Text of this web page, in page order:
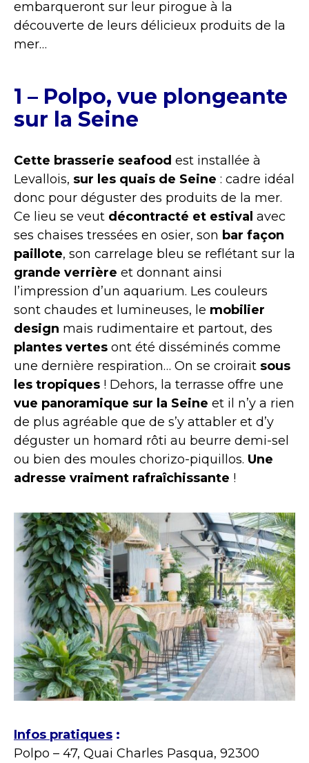
embarqueront sur leur pirogue à la
découverte de leurs délicieux produits de la
mer…
1 – Polpo, vue plongeante
sur la Seine
Cette brasserie seafood est installée à
Levallois, sur les quais de Seine : cadre idéal
donc pour déguster des produits de la mer.
Ce lieu se veut décontracté et estival avec
ses chaises tressées en osier, son bar façon
paillote, son carrelage bleu se reflétant sur la
grande verrière et donnant ainsi
l’impression d’un aquarium. Les couleurs
sont chaudes et lumineuses, le mobilier
design mais rudimentaire et partout, des
plantes vertes ont été disséminés comme
une dernière respiration… On se croirait sous
les tropiques ! Dehors, la terrasse offre une
vue panoramique sur la Seine et il n’y a rien
de plus agréable que de s’y attabler et d’y
déguster un homard rôti au beurre demi-sel
ou bien des moules chorizo-piquillos. Une
adresse vraiment rafraîchissante !
Infos pratiques :
Polpo – 47, Quai Charles Pasqua, 92300